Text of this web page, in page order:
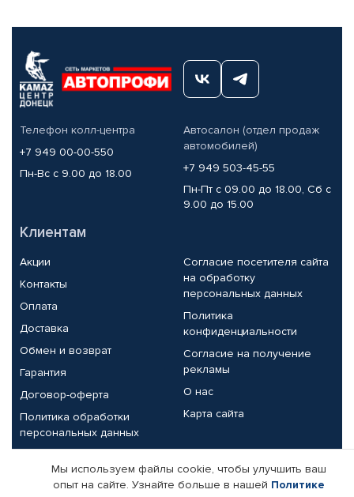
Телефон колл-центра
+7 949 00-00-550
Пн-Вс с 9.00 до 18.00
Автосалон (отдел продаж
автомобилей)
+7 949 503-45-55
Пн-Пт с 09.00 до 18.00, Сб с
9.00 до 15.00
Клиентам
Акции
Контакты
Оплата
Доставка
Обмен и возврат
Гарантия
Договор-оферта
Политика обработки
персональных данных
Согласие посетителя сайта
на обработку
персональных данных
Политика
конфиденциальности
Согласие на получение
рекламы
О нас
Карта сайта
Партнерам
Мы используем файлы cookie, чтобы улучшить ваш
опыт на сайте. Узнайте больше в нашей Политике